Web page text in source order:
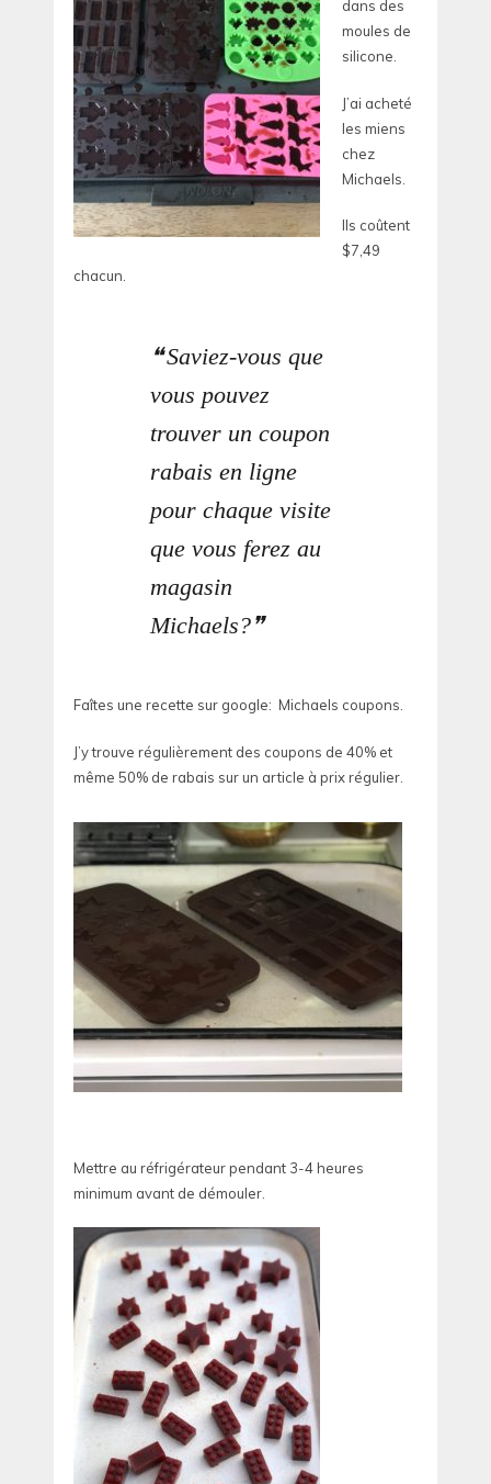
dans des
moules de
silicone.
J’ai acheté
les miens
chez
Michaels.
Ils coûtent
$7,49
chacun.
Saviez-vous que
vous pouvez
trouver un coupon
rabais en ligne
pour chaque visite
que vous ferez au
magasin
Michaels?
Faîtes une recette sur google: Michaels coupons.
J’y trouve régulièrement des coupons de 40% et
même 50% de rabais sur un article à prix régulier.
Mettre au réfrigérateur pendant 3-4 heures
minimum avant de démouler.